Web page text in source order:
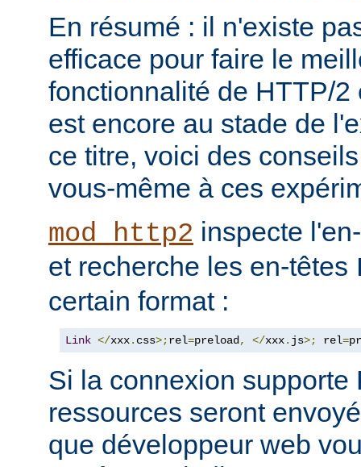
En résumé : il n'existe
efficace pour faire le
fonctionnalité de HTTP/2
est encore au stade de
ce titre, voici des
vous-même à ces
mod_http2 inspecte
et recherche les en-têtes
certain format :
Link </xxx. css>;rel=preload, </xxx. js>; rel=
Si la connexion supporte
ressources seront
que développeur web